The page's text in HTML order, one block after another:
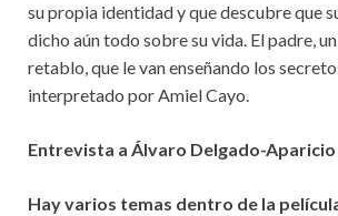
su propia identidad y que descubre que
dicho aún todo sobre su vida. El padre,
retablo, que le van enseñando los
interpretado por Amiel Cayo.
Entrevista a Álvaro Delgado-
Hay varios temas dentro de la